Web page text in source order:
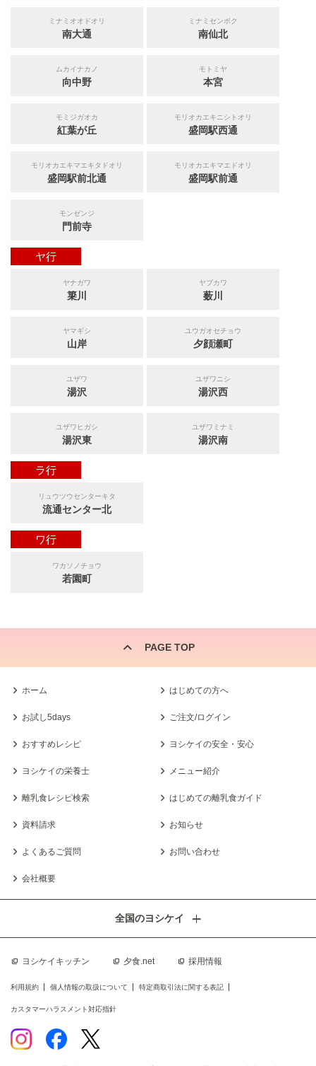
ミナミオオドオリ
南大通
ミナミセンボク
南仙北
ムカイナカノ
向中野
モトミヤ
本宮
モミジガオカ
紅葉が丘
モリオカエキニシトオリ
盛岡駅西通
モリオカエキマエキタドオリ
盛岡駅前北通
モリオカエキマエドオリ
盛岡駅前通
モンゼンジ
門前寺
ヤ行
ヤナガワ
簗川
ヤブカワ
薮川
ヤマギシ
山岸
ユウガオセチョウ
夕顔瀬町
ユザワ
湯沢
ユザワニシ
湯沢西
ユザワヒガシ
湯沢東
ユザワミナミ
湯沢南
ラ行
リュウツウセンターキタ
流通センター北
ワ行
ワカソノチョウ
若園町
PAGE TOP
ホーム はじめての方へ
お試し5days ご注文/ログイン
おすすめレシピ ヨシケイの安全・安心
ヨシケイの栄養士 メニュー紹介
離乳食レシピ検索 はじめての離乳食ガイド
資料請求 お知らせ
よくあるご質問 お問い合わせ
会社概要
ヨシケイキッチン 夕食.net 採用情報
全国のヨシケイ
利用規約 個人情報の取扱について 特定商取引法に関する表記
カスタマーハラスメント対応指針